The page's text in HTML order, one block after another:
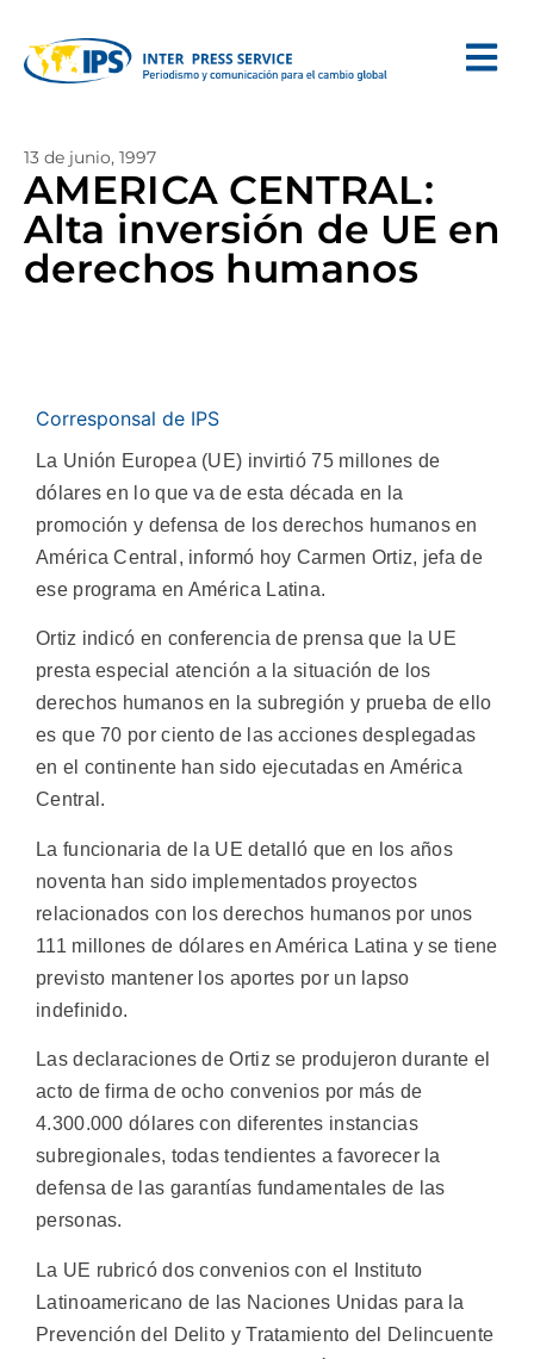
13 de junio, 1997
AMERICA CENTRAL:
Alta inversión de UE en
derechos humanos
Corresponsal de IPS
La Unión Europea (UE) invirtió 75 millones de
dólares en lo que va de esta década en la
promoción y defensa de los derechos humanos en
América Central, informó hoy Carmen Ortiz, jefa de
ese programa en América Latina.
Ortiz indicó en conferencia de prensa que la UE
presta especial atención a la situación de los
derechos humanos en la subregión y prueba de ello
es que 70 por ciento de las acciones desplegadas
en el continente han sido ejecutadas en América
Central.
La funcionaria de la UE detalló que en los años
noventa han sido implementados proyectos
relacionados con los derechos humanos por unos
111 millones de dólares en América Latina y se tiene
previsto mantener los aportes por un lapso
indefinido.
Las declaraciones de Ortiz se produjeron durante el
acto de firma de ocho convenios por más de
4.300.000 dólares con diferentes instancias
subregionales, todas tendientes a favorecer la
defensa de las garantías fundamentales de las
personas.
La UE rubricó dos convenios con el Instituto
Latinoamericano de las Naciones Unidas para la
Prevención del Delito y Tratamiento del Delincuente